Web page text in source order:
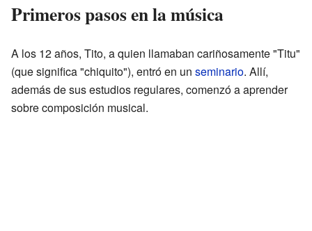
Primeros pasos en la música
A los 12 años, Tito, a quien llamaban cariñosamente "Titu"
(que significa "chiquito"), entró en un seminario. Allí,
además de sus estudios regulares, comenzó a aprender
sobre composición musical.